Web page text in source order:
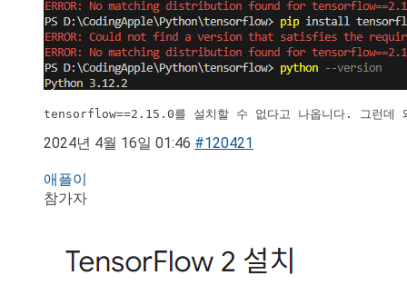
tensorflow==2.15.0를 설치할 수 없다고 나옵니다. 그런
2024년 4월 16일 01:46 #120421
애플이
참가자